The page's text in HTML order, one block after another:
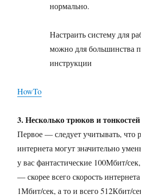
нормально.
Настраить систему для
можно для большинства
инструкции
HowTo
3. Несколько трюков и тонкостей
Первое — следует учитывать, что
интернета могут значительно
у вас фантастические 100Мбит/
— скорее всего скорость
1Мбит/сек, а то и всего 512Кбит/